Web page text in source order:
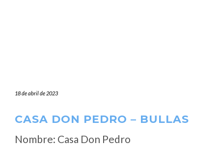
18 de abril de 2023
CASA DON PEDRO – BULLAS
Nombre: Casa Don Pedro